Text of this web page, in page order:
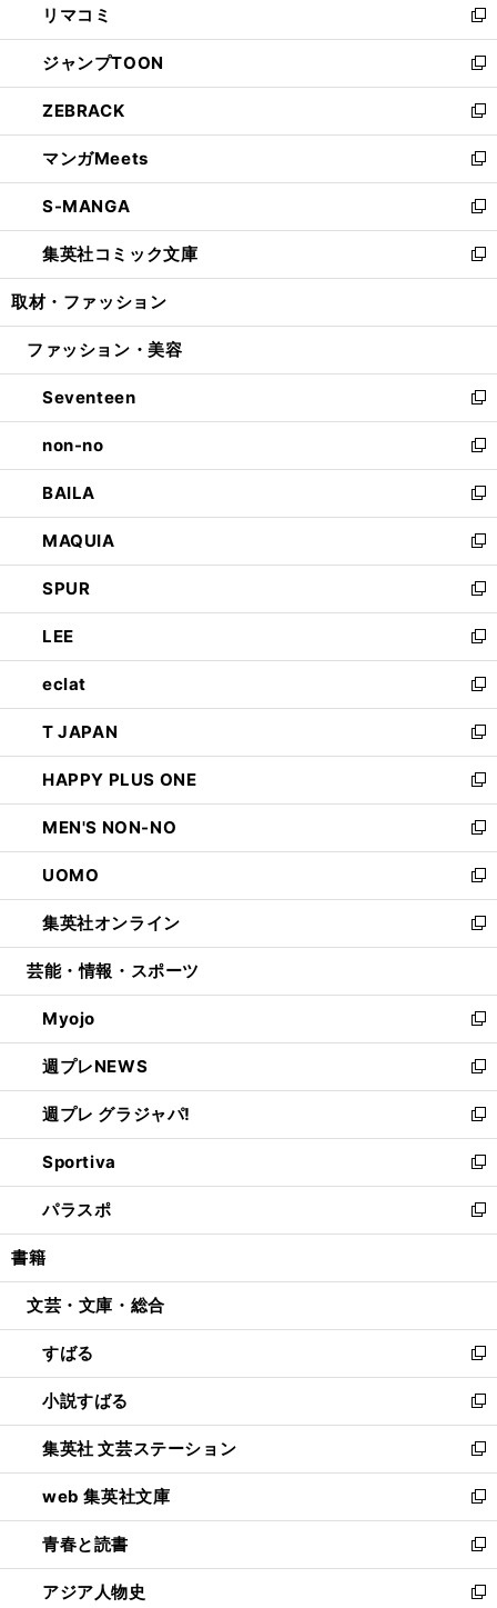
で
開
く
ド
ウ
で
開
く
ィ
ン
ド
ウ
で
開
く
い
ウ
ィ
ン
ド
ウ
で
開
く
リマコミ
新
し
い
ウ
ィ
ン
ド
ウ
で
開
く
ジャンプTOON
新
し
い
ウ
ィ
ン
ド
ウ
で
開
ZEBRACK
新
し
い
ウ
ィ
ン
ド
ウ
開
マンガMeets
新
し
い
ウ
ィ
ン
ウ
開
く
S-MANGA
新
し
い
ウ
ン
ウ
で
開
く
集英社コミック文庫
新
し
ウ
ン
ド
ウ
で
開
く
取材・ファッション
ファッション・美容
Seventeen
新
し
い
ウ
ィ
ン
ド
ウ
で
開
く
non-no
新
し
い
ウ
ィ
ン
ド
ウ
で
開
く
BAILA
新
し
い
ウ
ィ
ン
ド
ウ
で
開
く
MAQUIA
新
し
い
ウ
ィ
ン
ド
ウ
で
開
く
SPUR
新
し
い
ウ
ィ
ン
ド
ウ
で
開
く
LEE
新
し
い
ウ
ィ
ン
ド
ウ
で
開
く
eclat
新
し
い
ウ
ィ
ン
ド
ウ
で
開
く
T JAPAN
新
し
い
ウ
ィ
ン
ド
ウ
で
開
HAPPY PLUS ONE
新
し
い
ウ
ィ
ン
ド
ウ
開
く
MEN'S NON-NO
新
し
い
ウ
ィ
ン
ウ
で
開
く
UOMO
新
し
い
ウ
ン
ド
ウ
で
開
く
集英社オンライン
新
し
ウ
ィ
ン
ド
ウ
で
開
く
芸能・情報・スポーツ
Myojo
新
し
い
ウ
ィ
ン
ド
ウ
で
開
週プレNEWS
新
し
い
ウ
ィ
ン
ド
ウ
開
週プレ グラジャパ!
新
し
い
ウ
ィ
ン
ウ
開
く
Sportiva
新
し
い
ウ
ン
ウ
で
開
く
パラスポ
新
し
ウ
ン
ド
ウ
で
開
く
書籍
文芸・文庫・総合
すばる
新
し
い
ウ
ィ
ン
ド
ウ
で
開
く
小説すばる
新
し
い
ウ
ィ
ン
ド
ウ
で
集英社 文芸ステーション
新
し
い
ウ
ィ
ン
ド
web 集英社文庫
新
し
い
ウ
ィ
青春と読書
新
し
い
アジア人物史
新